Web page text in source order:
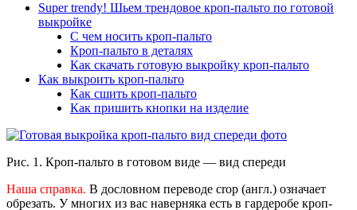
Super trendy! Шьем трендовое кроп-пальто по готовой
выкройке
С чем носить кроп-пальто
Кроп-пальто в деталях
Как скачать готовую выкройку кроп-пальто
Как выкроить кроп-пальто
Как сшить кроп-пальто
Как пришить кнопки на изделие
Рис. 1. Кроп-пальто в готовом виде — вид спереди
Наша справка. В дословном переводе crop (англ.) означает
обрезать. У многих из вас наверняка есть в гардеробе кроп-